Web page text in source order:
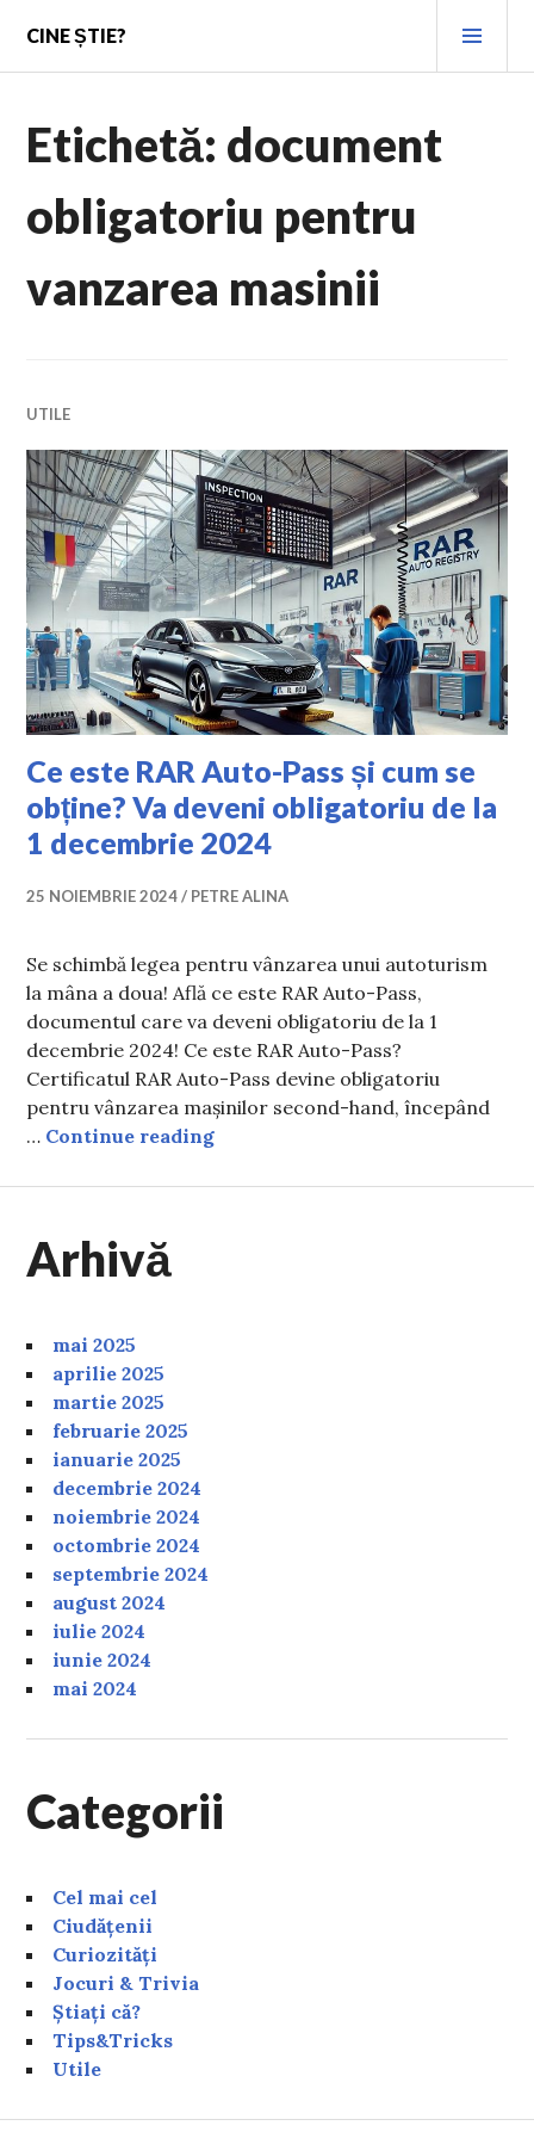
content
CINE ȘTIE?
Etichetă: document
obligatoriu pentru
vanzarea masinii
UTILE
Ce este RAR Auto-Pass și cum se
obține? Va deveni obligatoriu de la
1 decembrie 2024
25 NOIEMBRIE 2024 PETRE ALINA
Se schimbă legea pentru vânzarea unui autoturism
la mâna a doua! Află ce este RAR Auto-Pass,
documentul care va deveni obligatoriu de la 1
decembrie 2024! Ce este RAR Auto-Pass?
Certificatul RAR Auto-Pass devine obligatoriu
pentru vânzarea mașinilor second-hand, începând
… Continue readingCe este RAR Auto-Pass și cum
Arhivă
mai 2025
aprilie 2025
martie 2025
februarie 2025
ianuarie 2025
decembrie 2024
noiembrie 2024
octombrie 2024
septembrie 2024
august 2024
iulie 2024
iunie 2024
mai 2024
Categorii
Cel mai cel
Ciudățenii
Curiozități
Jocuri & Trivia
Știați că?
Tips&Tricks
Utile